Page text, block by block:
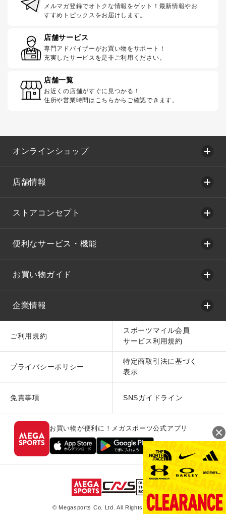
メルマガ登録でオトクな情報をゲット！最新情報やお
すすめトピックスをお届けします。
店舗サービス
専門アドバイザーがお買い物をサポート！
充実したサービスを是非ご利用ください。
店舗一覧
お近くの店舗がすぐに見つかる！
住所や営業時間はこちらからご確認できます。
オンラインショップ
店舗情報
ストアコンセプト
便利なサービス・機能
お買い物ガイド
企業情報
ご利用規約
スポーツマイル会員
サービス利用規約
プライバシーポリシー
特定商取引法に基づく
表示
免責事項 SNSガイドライン
お買い物が便利に！メガスポーツ公式アプリ
© Megasports Co. Ltd. All Rights Reserved.